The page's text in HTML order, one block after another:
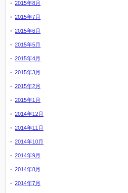
2015年8月
2015年7月
2015年6月
2015年5月
2015年4月
2015年3月
2015年2月
2015年1月
2014年12月
2014年11月
2014年10月
2014年9月
2014年8月
2014年7月